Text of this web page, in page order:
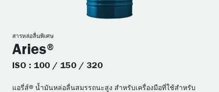
สารหล่อลื่นพิเศษ
Aries®
ISO : 100 / 150 / 320
แอรี่ส์® น้ำมันหล่อลื่นสมรรถนะสูง สำหรับเครื่องมือที่ใช้สำหรับ